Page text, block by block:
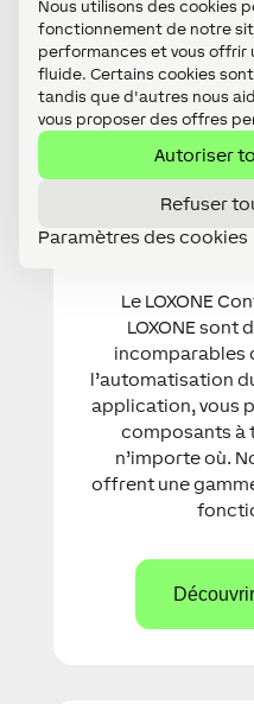
vous proposer des offres
Autoriser
Refuser
Paramètres des cookies
Le LOXONE
LOXONE sont
incomparables
l’automatisation
application, vous
composants à
n’importe où.
offrent une